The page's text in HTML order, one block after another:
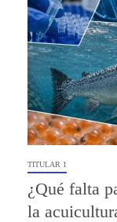
TITULAR 1
¿Qué falta
la